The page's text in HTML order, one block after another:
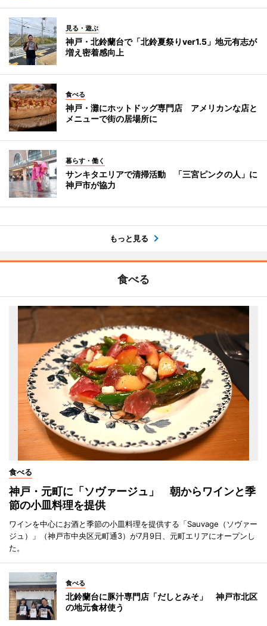
見る・遊ぶ
神戸・北鈴蘭台で「北鈴夏祭りver1.5」地元有志が
増え密着感向上
食べる
神戸・灘にホットドッグ専門店 アメリカンな店と
メニューで街の居場所に
暮らす・働く
サンキタエリアで清掃活動 「三宮ピンクの人」に
神戸市が協力
もっと見る
食べる
食べる
神戸・元町に「ソヴァージュ」 朝からワインと季
節の小皿料理を提供
ワインを中心にお酒と季節の小皿料理を提供する「Sauvage（ソヴァー
ジュ）」（神戸市中央区元町通3）が7月9日、元町エリアにオープンし
た。
食べる
北鈴蘭台に豚汁専門店「だしとみそ」 神戸市北区
の地元食材使う